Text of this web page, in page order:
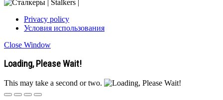
Privacy policy
Условия использования
Close Window
Loading, Please Wait!
This may take a second or two.